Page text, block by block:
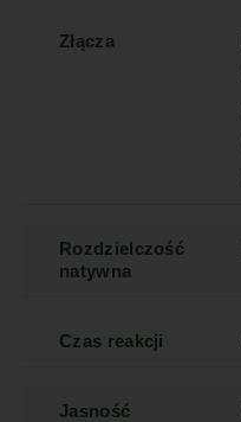
Złącza
Rozdzielczość
natywna
Czas reakcji
Jasność